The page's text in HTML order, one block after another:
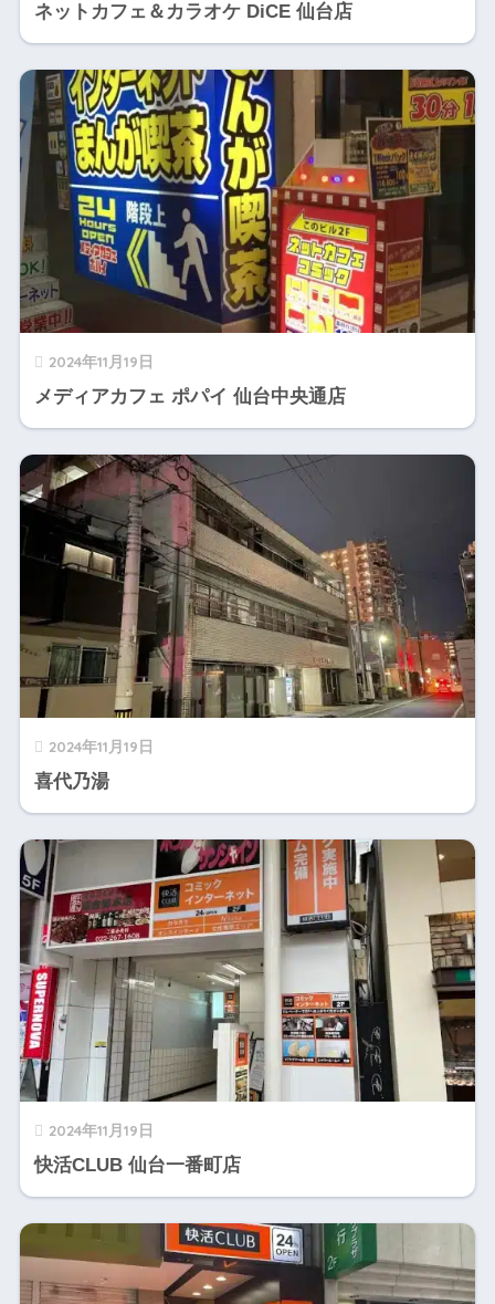
ネットカフェ＆カラオケ DiCE 仙台店
2024年11月19日
メディアカフェ ポパイ 仙台中央通店
2024年11月19日
喜代乃湯
2024年11月19日
快活CLUB 仙台一番町店